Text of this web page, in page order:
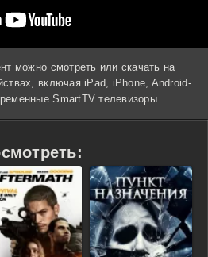
можно смотреть или скачать на
включая iPad, iPhone, Android-
SmartTV телевизоры.